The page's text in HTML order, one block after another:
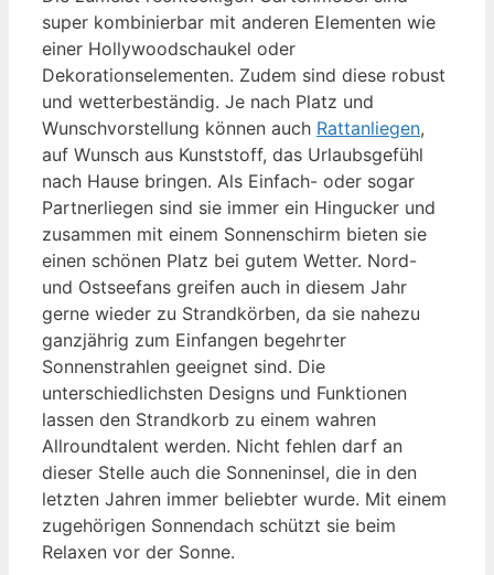
super kombinierbar mit anderen Elementen wie
einer Hollywoodschaukel oder
Dekorationselementen. Zudem sind diese robust
und wetterbeständig. Je nach Platz und
Wunschvorstellung können auch Rattanliegen,
auf Wunsch aus Kunststoff, das Urlaubsgefühl
nach Hause bringen. Als Einfach- oder sogar
Partnerliegen sind sie immer ein Hingucker und
zusammen mit einem Sonnenschirm bieten sie
einen schönen Platz bei gutem Wetter. Nord-
und Ostseefans greifen auch in diesem Jahr
gerne wieder zu Strandkörben, da sie nahezu
ganzjährig zum Einfangen begehrter
Sonnenstrahlen geeignet sind. Die
unterschiedlichsten Designs und Funktionen
lassen den Strandkorb zu einem wahren
Allroundtalent werden. Nicht fehlen darf an
dieser Stelle auch die Sonneninsel, die in den
letzten Jahren immer beliebter wurde. Mit einem
zugehörigen Sonnendach schützt sie beim
Relaxen vor der Sonne.